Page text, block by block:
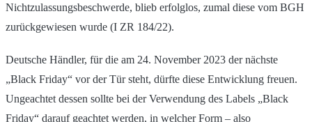
Nichtzulassungsbeschwerde, blieb erfolglos, zumal diese vom BGH
zurückgewiesen wurde (I ZR 184/22).
Deutsche Händler, für die am 24. November 2023 der nächste
„Black Friday“ vor der Tür steht, dürfte diese Entwicklung freuen.
Ungeachtet dessen sollte bei der Verwendung des Labels „Black
Friday“ darauf geachtet werden, in welcher Form – also